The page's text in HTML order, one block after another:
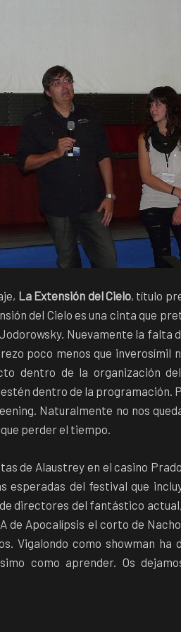
La Extensión del Cielo, título
del Cielo es una cinta que
Nuevamente la falta
poco menos que inverosímil
dentro de la organización
dentro de la programación.
Naturalmente no nos
perder el tiempo.
de Alaustrey en el casino
esperadas del festival que
directores del fantástico
de Apocalípsis el corto de
Vigalondo como showman ha
como aprender. Os